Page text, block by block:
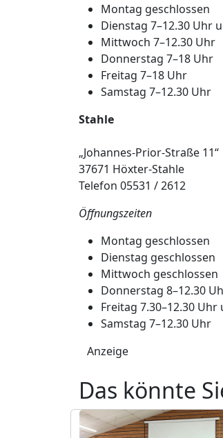
Montag geschlossen
Dienstag 7–12.30 Uhr
Mittwoch 7–12.30 Uhr
Donnerstag 7–18 Uhr
Freitag 7–18 Uhr
Samstag 7–12.30 Uhr
Stahle
„Johannes-Prior-Straße 11“
37671 Höxter-Stahle
Telefon 05531 / 2612
Öffnungszeiten
Montag geschlossen
Dienstag geschlossen
Mittwoch geschlossen
Donnerstag 8–12.30
Freitag 7.30–12.30 Uhr
Samstag 7–12.30 Uhr
Anzeige
Das könnte